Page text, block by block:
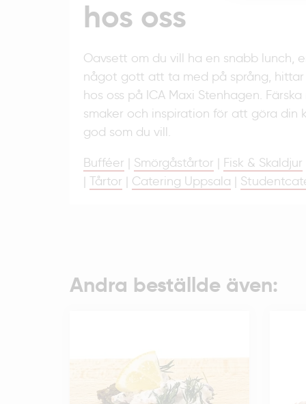
hos oss
Oavsett om du vill ha en snabb lunch,
något gott att ta med på språng,
hos oss på ICA Maxi Stenhagen.
smaker och inspiration för att göra din
god som du vill.
Bufféer | Smörgåstårtor | Fisk & Skaldjur
| Tårtor | Catering Uppsala |
Andra beställde även: